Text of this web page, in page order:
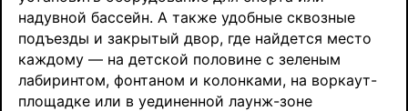
надувной бассейн. А также удобные сквозные
подъезды и закрытый двор, где найдется место
каждому — на детской половине с зеленым
лабиринтом, фонтаном и колонками, на воркаут-
площадке или в уединенной лаунж-зоне